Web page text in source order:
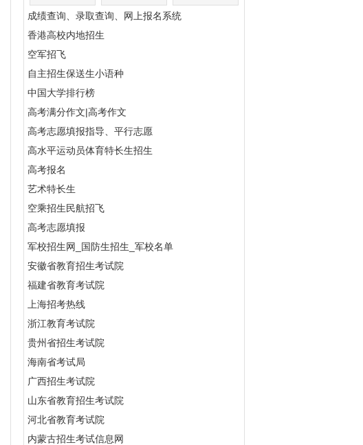
成绩查询、录取查询、网上报名系统
香港高校内地招生
空军招飞
自主招生保送生小语种
中国大学排行榜
高考满分作文|高考作文
高考志愿填报指导、平行志愿
高水平运动员体育特长生招生
高考报名
艺术特长生
空乘招生民航招飞
高考志愿填报
军校招生网_国防生招生_军校名单
安徽省教育招生考试院
福建省教育考试院
上海招考热线
浙江教育考试院
贵州省招生考试院
海南省考试局
广西招生考试院
山东省教育招生考试院
河北省教育考试院
内蒙古招生考试信息网